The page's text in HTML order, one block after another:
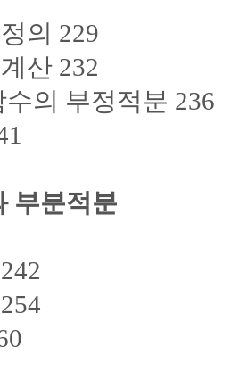
의 229
산 232
의 부정적분 236
부분적분